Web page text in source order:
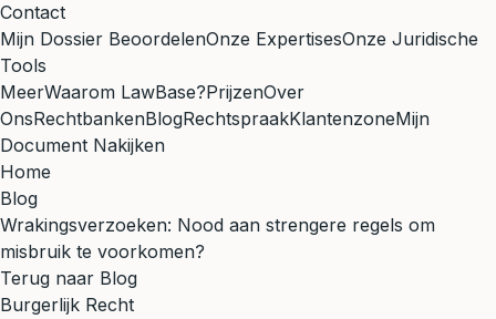
Contact
Mijn Dossier BeoordelenOnze ExpertisesOnze Juridische
Tools
MeerWaarom LawBase?PrijzenOver
OnsRechtbankenBlogRechtspraakKlantenzoneMijn
Document Nakijken
Home
Blog
Wrakingsverzoeken: Nood aan strengere regels om
misbruik te voorkomen?
Terug naar Blog
Burgerlijk Recht